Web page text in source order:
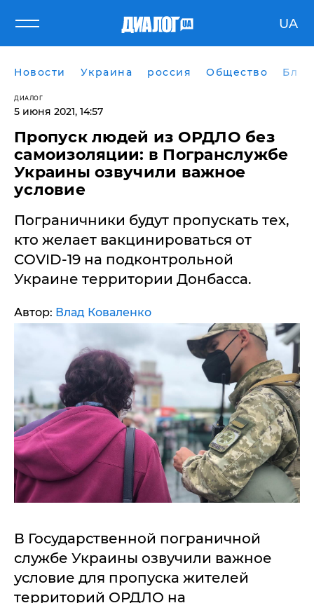
UA
Новости Украина россия Общество
ДИАЛОГ
5 июня 2021, 14:57
Пропуск людей из ОРДЛО без
самоизоляции: в Погранслужбе
Украины озвучили важное
условие
Пограничники будут пропускать тех,
кто желает вакцинироваться от
COVID-19 на подконтрольной
Украине территории Донбасса.
Автор: Влад Коваленко
В Государственной пограничной
службе Украины озвучили важное
условие для пропуска жителей
территорий ОРДЛО на